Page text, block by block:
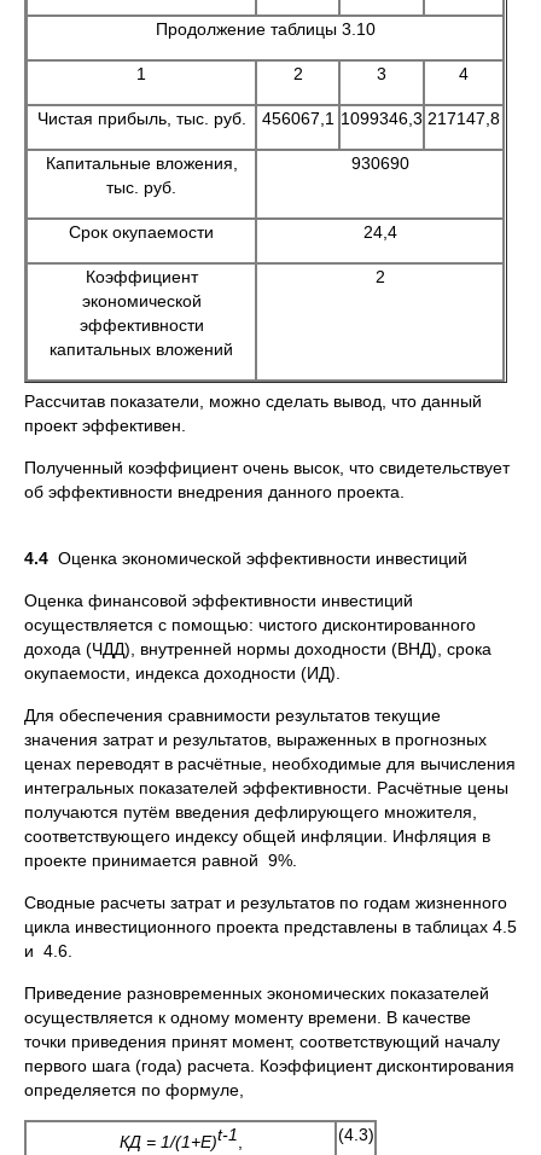
Продолжение таблицы 3.10
1 2 3 4
Чистая прибыль, тыс. руб. 456067,1 1099346,3 217147,8
Капитальные вложения,
тыс. руб.
930690
Срок окупаемости 24,4
Коэффициент
экономической
эффективности
капитальных вложений
2
Рассчитав показатели, можно сделать вывод, что данный
проект эффективен.
Полученный коэффициент очень высок, что свидетельствует
об эффективности внедрения данного проекта.
4.4 Оценка экономической эффективности инвестиций
Оценка финансовой эффективности инвестиций
осуществляется с помощью: чистого дисконтированного
дохода (ЧДД), внутренней нормы доходности (ВНД), срока
окупаемости, индекса доходности (ИД).
Для обеспечения сравнимости результатов текущие
значения затрат и результатов, выраженных в прогнозных
ценах переводят в расчётные, необходимые для вычисления
интегральных показателей эффективности. Расчётные цены
получаются путём введения дефлирующего множителя,
соответствующего индексу общей инфляции. Инфляция в
проекте принимается равной 9%.
Сводные расчеты затрат и результатов по годам жизненного
цикла инвестиционного проекта представлены в таблицах 4.5
и 4.6.
Приведение разновременных экономических показателей
осуществляется к одному моменту времени. В качестве
точки приведения принят момент, соответствующий началу
первого шага (года) расчета. Коэффициент дисконтирования
определяется по формуле,
КД = 1/(1+Е)t-1 (4.3)